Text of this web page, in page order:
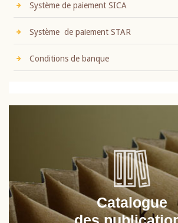
Système de paiement SICA
Système de paiement STAR
Conditions de banque
Catalogue